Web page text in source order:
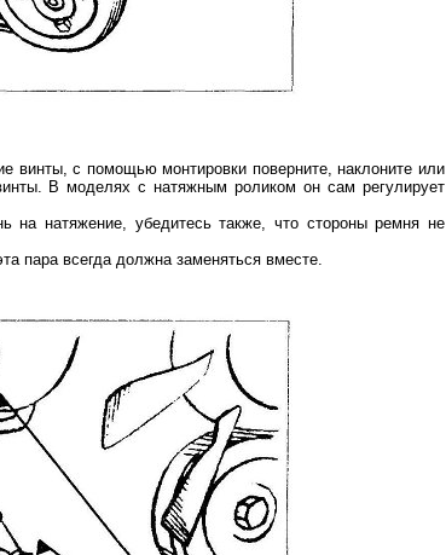
винты, с помощью монтировки поверните, наклоните или
В моделях с натяжным роликом он сам регулирует
на натяжение, убедитесь также, что стороны ремня не
пара всегда должна заменяться вместе.